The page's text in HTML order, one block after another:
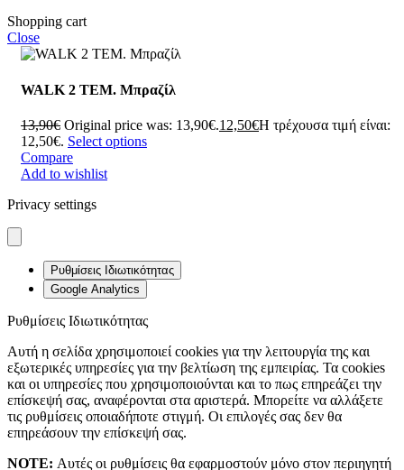
Shopping cart
Close
WALK 2 ΤΕΜ. Μπραζίλ
13,90€ Original price was: 13,90€.12,50€Η τρέχουσα τιμή είναι:
12,50€. Select options
Compare
Add to wishlist
Privacy settings
Ρυθμίσεις Ιδιωτικότητας
Google Analytics
Ρυθμίσεις Ιδιωτικότητας
Αυτή η σελίδα χρησιμοποιεί cookies για την λειτουργία της και
εξωτερικές υπηρεσίες για την βελτίωση της εμπειρίας. Τα cookies
και οι υπηρεσίες που χρησιμοποιούνται και το πως επηρεάζει την
επίσκεψή σας, αναφέρονται στα αριστερά. Μπορείτε να αλλάξετε
τις ρυθμίσεις οποιαδήποτε στιγμή. Οι επιλογές σας δεν θα
επηρεάσουν την επίσκεψή σας.
NOTE: Αυτές οι ρυθμίσεις θα εφαρμοστούν μόνο στον περιηγητή